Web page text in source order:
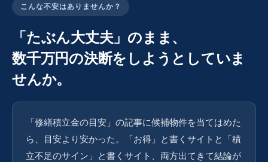
こんな不安はありませんか？
「たぶん大丈夫」のまま、
数千万円の決断をしようとしていま
せんか。
「修繕積立金の目安」の記事に候補物件を当てはめた
ら、目安より安かった。「お得」と書くサイトと「積
立不足のサイン」と書くサイト、両方出てきて結論が